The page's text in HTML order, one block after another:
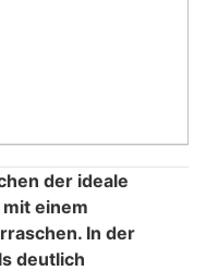
der ideale
einem
In der
deutlich